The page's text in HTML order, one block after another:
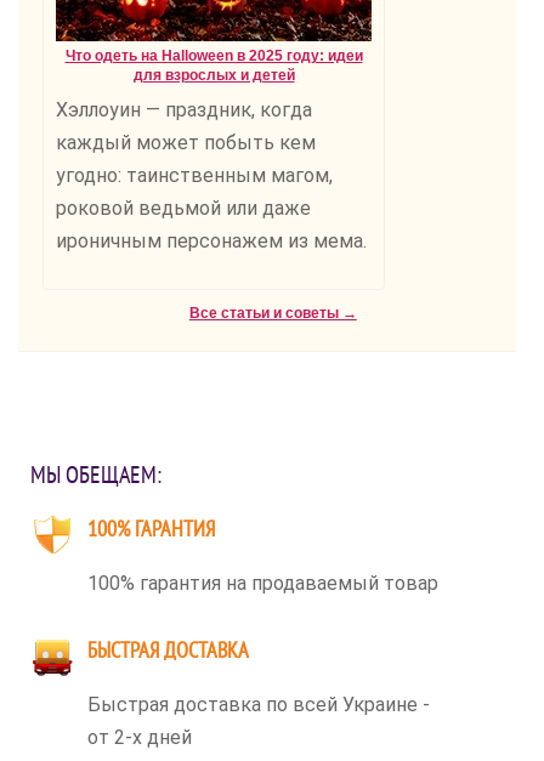
Что одеть на Halloween в 2025 году: идеи
для взрослых и детей
Хэллоуин — праздник, когда
каждый может побыть кем
угодно: таинственным магом,
роковой ведьмой или даже
ироничным персонажем из мема.
Все статьи и советы →
МЫ ОБЕЩАЕМ:
100% ГАРАНТИЯ
100% гарантия на продаваемый товар
БЫСТРАЯ ДОСТАВКА
Быстрая доставка по всей Украине -
от 2-х дней